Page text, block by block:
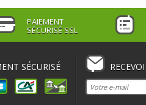
PAIEMENT
SÉCURISÉ SSL
SÉCURISÉ